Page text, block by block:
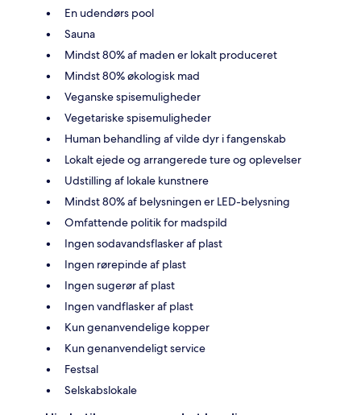
En udendørs pool
Sauna
Mindst 80% af maden er lokalt produceret
Mindst 80% økologisk mad
Veganske spisemuligheder
Vegetariske spisemuligheder
Human behandling af vilde dyr i fangenskab
Lokalt ejede og arrangerede ture og oplevelser
Udstilling af lokale kunstnere
Mindst 80% af belysningen er LED-belysning
Omfattende politik for madspild
Ingen sodavandsflasker af plast
Ingen rørepinde af plast
Ingen sugerør af plast
Ingen vandflasker af plast
Kun genanvendelige kopper
Kun genanvendeligt service
Festsal
Selskabslokale